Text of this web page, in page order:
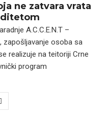
ne zatvara vrata
A.C.C.E.N.T –
zapošljavanje osoba sa
realizuje na teitoriji Crne
program